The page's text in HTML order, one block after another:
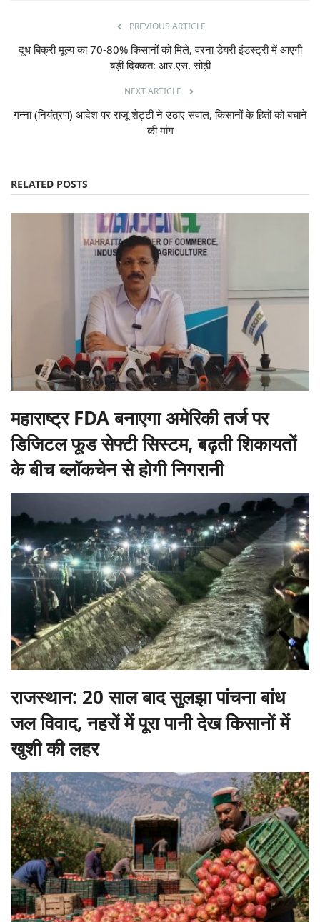
PREVIOUS ARTICLE
दूध बिक्री मूल्य का 70-80% किसानों को मिले, वरना डेयरी इंडस्ट्री में आएगी
बड़ी दिक्कत: आर.एस. सोढ़ी
NEXT ARTICLE
गन्ना (नियंत्रण) आदेश पर राजू शेट्टी ने उठाए सवाल, किसानों के हितों को बचाने
की मांग
RELATED POSTS
महाराष्ट्र FDA बनाएगा अमेरिकी तर्ज पर
डिजिटल फूड सेफ्टी सिस्टम, बढ़ती शिकायतों
के बीच ब्लॉकचेन से होगी निगरानी
राजस्थान: 20 साल बाद सुलझा पांचना बांध
जल विवाद, नहरों में पूरा पानी देख किसानों में
खुशी की लहर